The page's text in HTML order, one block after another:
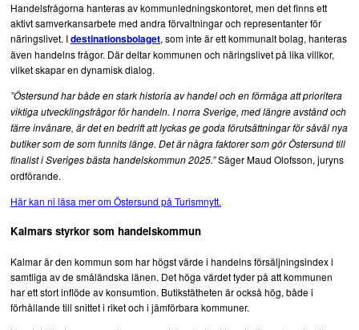
Marknadskollen
Bloggar
Debatt
Evenemang
Finansiering
Filmer / Podcasts
Hållbarhet
Intervjuer turismprofiler
Handelsfrågorna hanteras av kommunledningskontoret, men det finns ett
aktivt samverkansarbete med andra förvaltningar och representanter för
näringslivet. Idestinationsbolaget, som inte är ett kommunalt bolag, hanteras
även handelns frågor. Där deltar kommunen och näringslivet på lika villkor,
vilket skapar en dynamisk dialog.
”Östersund har både en stark historia av handel och en förmåga att prioritera
viktiga utvecklingsfrågor för handeln. I norra Sverige, med längre avstånd och
färre invånare, är det en bedrift att lyckas ge goda förutsättningar för såväl nya
butiker som de som funnits länge. Det är några faktorer som gör Östersund till
finalist i Sveriges bästa handelskommun 2025.”Säger Maud Olofsson, juryns
ordförande.
Här kan ni läsa mer om Östersund på Turismnytt.
Kalmars styrkor som handelskommun
Kalmar är den kommun som har högst värde i handelns försäljningsindex i
samtliga av de småländska länen. Det höga värdet tyder på att kommunen
har ett stort inflöde av konsumtion. Butikstätheten är också hög, både i
förhållande till snittet i riket och i jämförbara kommuner.